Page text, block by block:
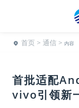
首页 > 通信 > 内容
首批适配
vivo引领新